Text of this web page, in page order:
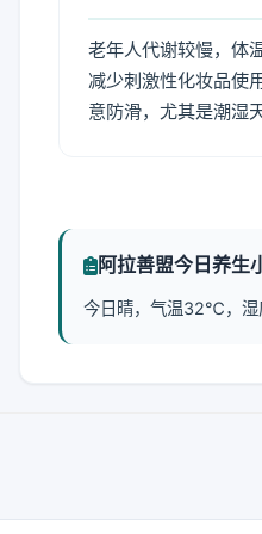
老年人代谢较慢，体
减少刺激性化妆品使
意防滑，尤其是潮湿
阿拉善盟今日养生
今日晴，气温32℃，湿